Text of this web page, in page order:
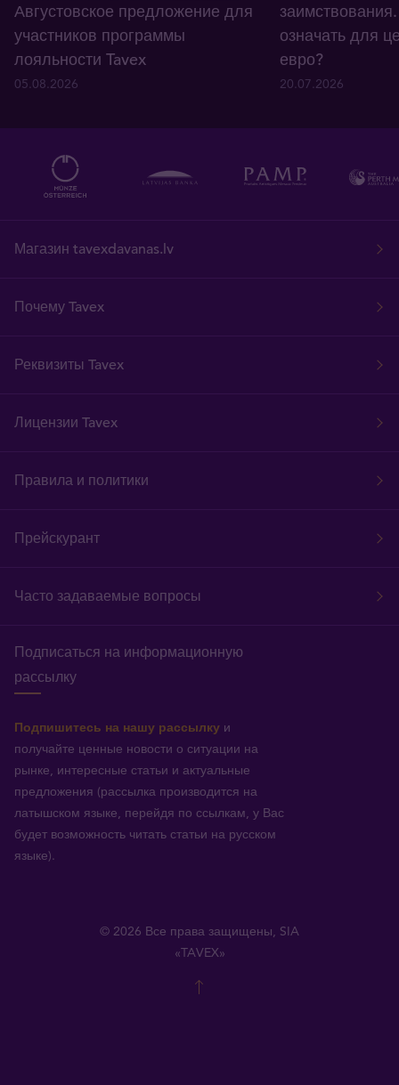
Августовское предложение для
участников программы
лояльности Tavex
05.08.2026
означать для
евро?
20.07.2026
Магазин tavexdavanas.lv
Почему Tavex
Реквизиты Tavex
Лицензии Tavex
Правила и политики
Прейскурант
Часто задаваемые вопросы
Подписаться на информационную
рассылку
Подпишитесь на нашу рассылку и
получайте ценные новости о ситуации на
рынке, интересные статьи и актуальные
предложения (рассылка производится на
латышском языке, перейдя по ссылкам, у Вас
будет возможность читать статьи на русском
языке).
© 2026 Все права защищены, SIA
«TAVEX»